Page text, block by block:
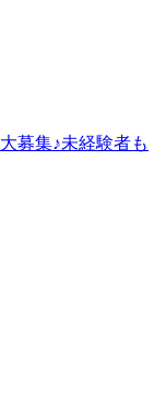
募集♪未経験者も